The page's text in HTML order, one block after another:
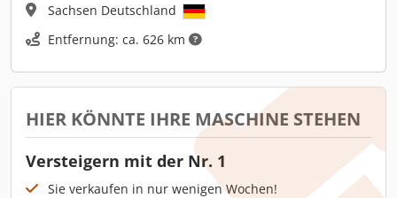
Sachsen Deutschland
Entfernung: ca. 626 km
HIER KÖNNTE IHRE MASCHINE STEHEN
Versteigern mit der Nr. 1
Sie verkaufen in nur wenigen Wochen!